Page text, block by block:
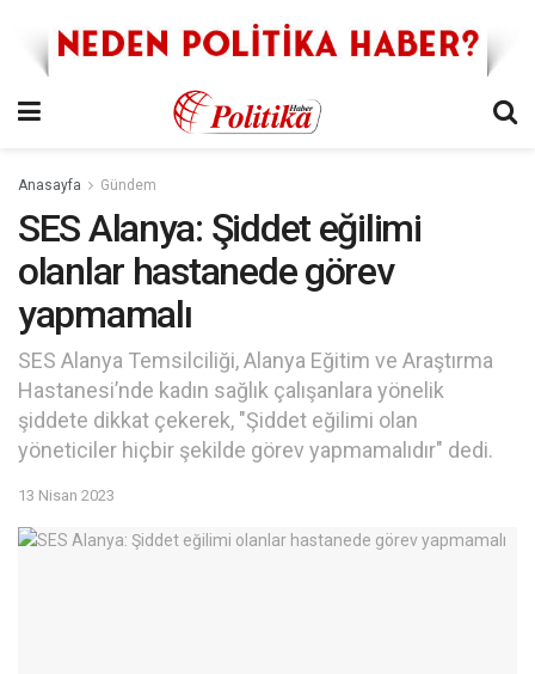
Anasayfa Gündem
SES Alanya: Şiddet eğilimi
olanlar hastanede görev
yapmamalı
SES Alanya Temsilciliği, Alanya Eğitim ve Araştırma
Hastanesi’nde kadın sağlık çalışanlara yönelik
şiddete dikkat çekerek, "Şiddet eğilimi olan
yöneticiler hiçbir şekilde görev yapmamalıdır" dedi.
13 Nisan 2023